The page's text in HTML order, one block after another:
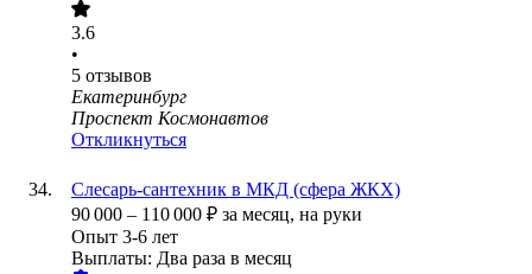
3.6
•
5 отзывов
Екатеринбург
Проспект Космонавтов
Откликнуться
Слесарь-сантехник в МКД (сфера ЖКХ)
90 000 – 110 000 ₽ за месяц, на руки
Опыт 3-6 лет
Выплаты: Два раза в месяц